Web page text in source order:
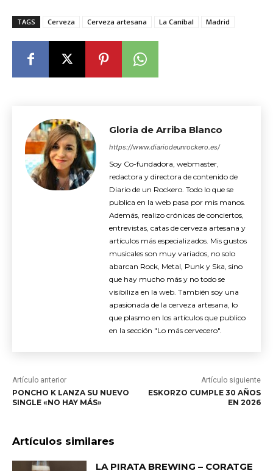
TAGS Cerveza Cerveza artesana La Caníbal Madrid
Gloria de Arriba Blanco
https://www.diariodeunrockero.es/
Soy Co-fundadora, webmaster,
redactora y directora de contenido de
Diario de un Rockero. Todo lo que se
publica en la web pasa por mis manos.
Además, realizo crónicas de conciertos,
entrevistas, catas de cerveza artesana y
artículos más especializados. Mis gustos
musicales son muy variados, no solo
abarcan Rock, Metal, Punk y Ska, sino
que hay mucho más y no todo se
visibiliza en la web. También soy una
apasionada de la cerveza artesana, lo
que plasmo en los artículos que publico
en la sección "Lo más cervecero".
Artículo anterior
PONCHO K LANZA SU NUEVO
SINGLE «NO HAY MÁS»
Artículo siguiente
ESKORZO CUMPLE 30 AÑOS
EN 2026
Artículos similares
LA PIRATA BREWING – CORATGE